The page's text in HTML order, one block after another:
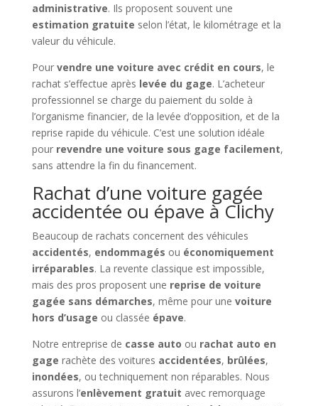
administrative. Ils proposent souvent une
estimation gratuite selon l’état, le kilométrage et la
valeur du véhicule.
Pour vendre une voiture avec crédit en cours, le
rachat s’effectue après levée du gage. L’acheteur
professionnel se charge du paiement du solde à
l’organisme financier, de la levée d’opposition, et de la
reprise rapide du véhicule. C’est une solution idéale
pour revendre une voiture sous gage facilement,
sans attendre la fin du financement.
Rachat d’une voiture gagée
accidentée ou épave à Clichy
Beaucoup de rachats concernent des véhicules
accidentés, endommagés ou économiquement
irréparables. La revente classique est impossible,
mais des pros proposent une reprise de voiture
gagée sans démarches, même pour une voiture
hors d’usage ou classée épave.
Notre entreprise de casse auto ou rachat auto en
gage rachète des voitures accidentées, brûlées,
inondées, ou techniquement non réparables. Nous
assurons l’enlèvement gratuit avec remorquage